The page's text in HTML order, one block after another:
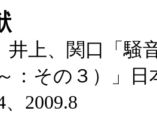
井上、関口「
：その３）」
、2009.8